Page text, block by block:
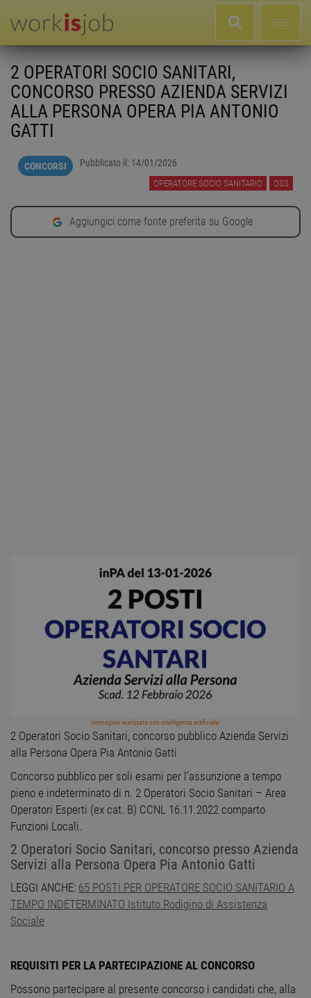
2 OPERATORI SOCIO SANITARI,
CONCORSO PRESSO AZIENDA SERVIZI
ALLA PERSONA OPERA PIA ANTONIO
GATTI
CONCORSI Pubblicato il: 14/01/2026
OPERATORE SOCIO SANITARIO OSS
Aggiungici come fonte preferita su Google
Immagine realizzata con intelligenza artificiale
2 Operatori Socio Sanitari, concorso pubblico Azienda Servizi
alla Persona Opera Pia Antonio Gatti
Concorso pubblico per soli esami per l’assunzione a tempo
pieno e indeterminato di n. 2 Operatori Socio Sanitari – Area
Operatori Esperti (ex cat. B) CCNL 16.11.2022 comparto
Funzioni Locali.
2 Operatori Socio Sanitari, concorso presso Azienda
Servizi alla Persona Opera Pia Antonio Gatti
LEGGI ANCHE: 65 POSTI PER OPERATORE SOCIO SANITARIO A
TEMPO INDETERMINATO Istituto Rodigino di Assistenza
Sociale
REQUISITI PER LA PARTECIPAZIONE AL CONCORSO
Possono partecipare al presente concorso i candidati che, alla